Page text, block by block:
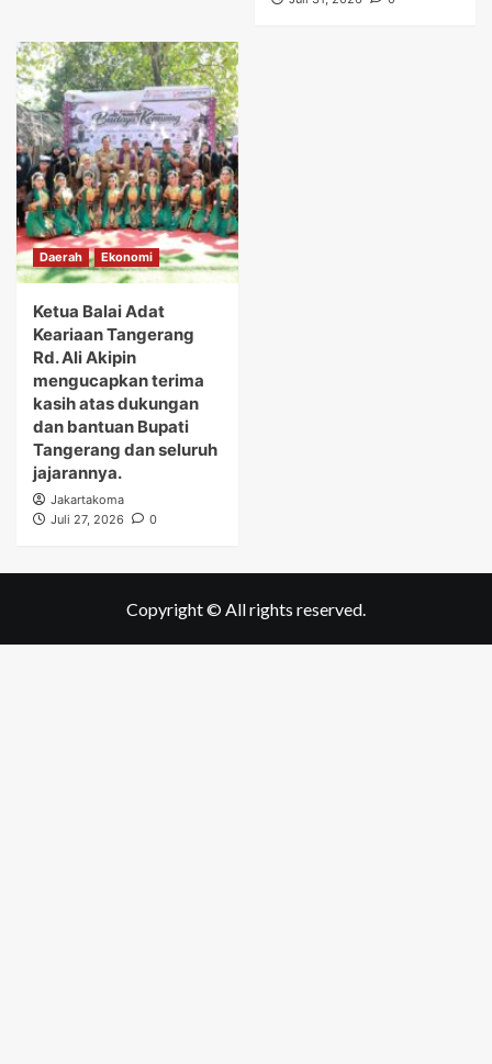
Daerah Ekonomi
Ketua Balai Adat
Keariaan Tangerang
Rd. Ali Akipin
mengucapkan terima
kasih atas dukungan
dan bantuan Bupati
Tangerang dan seluruh
jajarannya.
Jakartakoma
Juli 27, 2026
0
Copyright © All rights reserved.